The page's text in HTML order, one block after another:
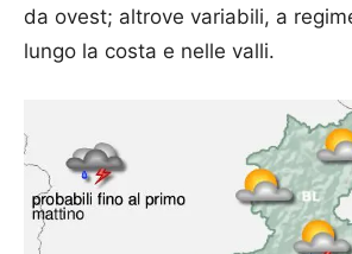
da ovest; altrove variabili, a
lungo la costa e nelle valli.